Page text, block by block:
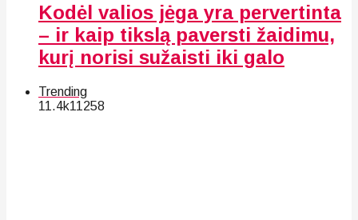
Kodėl valios jėga yra pervertinta
– ir kaip tikslą paversti žaidimu,
kurį norisi sužaisti iki galo
Trending
11.4k11258